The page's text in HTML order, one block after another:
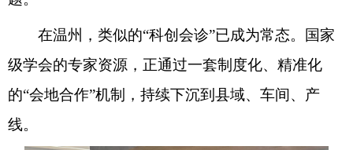
在温州，类似的“科创会诊”已成为常态。国家
级学会的专家资源，正通过一套制度化、精准化
的“会地合作”机制，持续下沉到县域、车间、产
线。